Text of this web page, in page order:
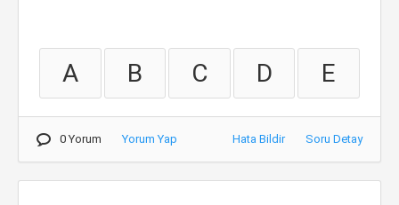
A B C D E
0 Yorum Yorum Yap Hata Bildir Soru Detay